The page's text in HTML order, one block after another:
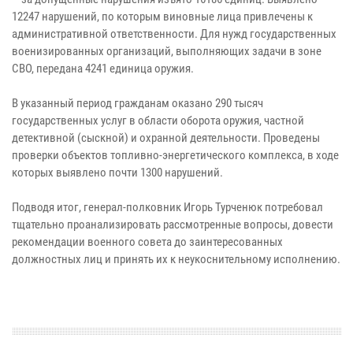
12247 нарушений, по которым виновные лица привлечены к
административной ответственности. Для нужд государственных
военизированных организаций, выполняющих задачи в зоне
СВО, передана 4241 единица оружия.
В указанный период гражданам оказано 290 тысяч
государственных услуг в области оборота оружия, частной
детективной (сыскной) и охранной деятельности. Проведены
проверки объектов топливно-энергетического комплекса, в ходе
которых выявлено почти 1300 нарушений.
Подводя итог, генерал-полковник Игорь Турченюк потребовал
тщательно проанализировать рассмотренные вопросы, довести
рекомендации военного совета до заинтересованных
должностных лиц и принять их к неукоснительному исполнению.